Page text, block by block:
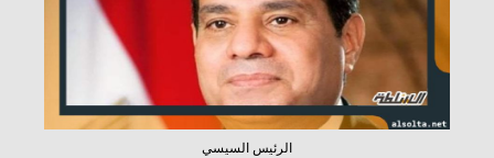
الرئيس السيسي